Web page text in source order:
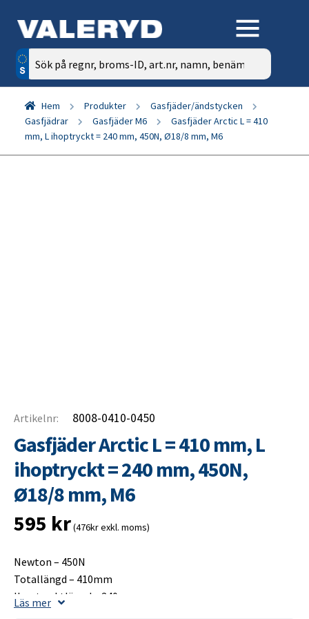
Sök
efter:
Hem Produkter
Gasfjäder/ändstycken
Gasfjädrar
Gasfjäder M6
Gasfjäder Arctic L = 410
mm, L ihoptryckt = 240 mm, 450N, Ø18/8 mm, M6
Artikelnr: 8008-0410-0450
Gasfjäder Arctic L = 410 mm, L
ihoptryckt = 240 mm, 450N,
Ø18/8 mm, M6
595 kr(476kr exkl. moms)
Newton – 450N
Totallängd – 410mm
Ihoptrycktlängd – 240mm
Läs mer